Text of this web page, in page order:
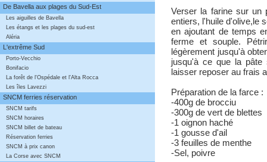
De Bavella aux plages du Sud-Est
Les aiguilles de Bavella
Les étangs et les plages du sud-est
Aléria
L'extrême Sud
Porto-Vecchio
Bonifacio
La forêt de l'Ospédale et l'Alta Rocca
Les îles Lavezzi
SNCM ferries réservation
SNCM tarifs
SNCM horaires
SNCM billet de bateau
Réservation ferries
SNCM à prix canon
La Corse avec SNCM
Verser la farine sur
entiers, l'huile d'olive,le
en ajoutant de temps
ferme et souple.
légèrement jusqu'à
jusqu'à ce que la pâte
laisser reposer au frais
Préparation de la farce :
-400g de brocciu
-300g de vert de blettes
-1 oignon haché
-1 gousse d'ail
-3 feuilles de menthe
-Sel, poivre